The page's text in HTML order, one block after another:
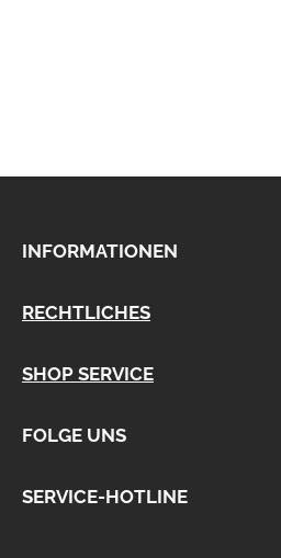
INFORMATIONEN
RECHTLICHES
SHOP SERVICE
FOLGE UNS
SERVICE-HOTLINE